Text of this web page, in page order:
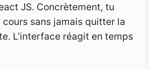
JS. Concrètement, tu
sans jamais quitter la
L’interface réagit en temps